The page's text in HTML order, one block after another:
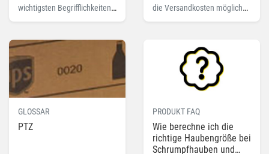
wichtigsten Begrifflichkeiten,
Unterscheidungsmerkmale
zusammengefasst.
die Versandkosten möglichst
gering zu halten.
GLOSSAR
PTZ
PRODUKT FAQ
Wie berechne ich die
richtige Haubengröße bei
Schrumpfhauben und